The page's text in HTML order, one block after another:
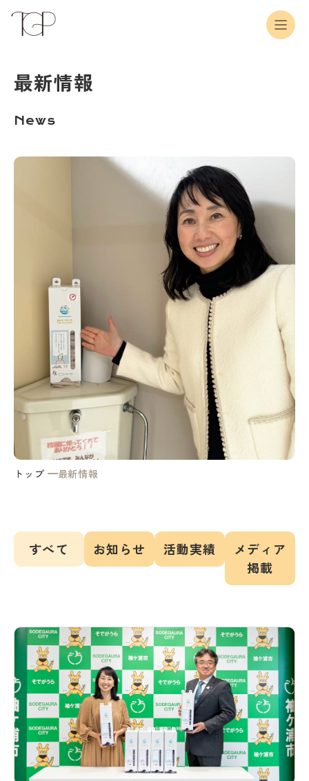
最新情報
News
トップ 最新情報
すべて お知らせ 活動実績
メディア
掲載